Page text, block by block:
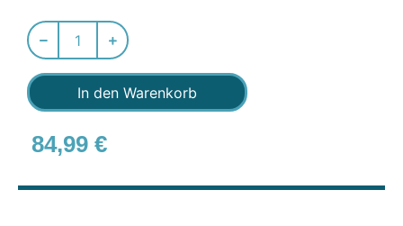
In den Warenkorb
84,99 €